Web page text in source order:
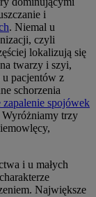
i
. Niemal u
czyli
lokalizują się
twarzy i szyi,
u pacjentów z
schorzenia
zapalenie spojówek
Wyróżniamy trzy
i u małych
Największe